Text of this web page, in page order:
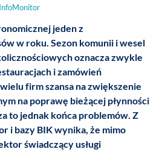
jeden z
w roku. Sezon komunii i wesel
oznacza zwykle
i zamówień
firm szansa na zwiększenie
na poprawę bieżącej płynności
to jednak końca problemów. Z
i bazy BIK wynika, że mimo
świadczący usługi